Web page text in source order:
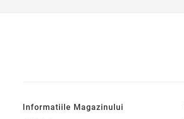
Informatiile Magazinului